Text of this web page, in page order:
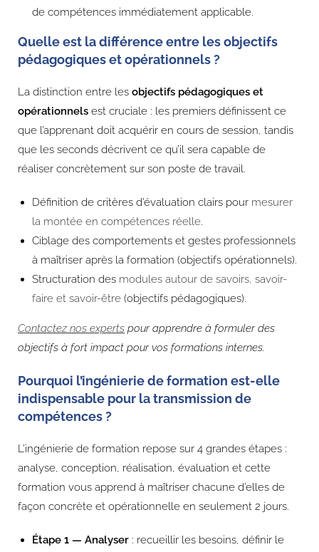
de compétences immédiatement applicable.
Quelle est la différence entre les objectifs
pédagogiques et opérationnels ?
La distinction entre les objectifs pédagogiques et
opérationnels est cruciale : les premiers définissent ce
que l’apprenant doit acquérir en cours de session, tandis
que les seconds décrivent ce qu’il sera capable de
réaliser concrètement sur son poste de travail.
Définition de critères d’évaluation clairs pour mesurer
la montée en compétences réelle.
Ciblage des comportements et gestes professionnels
à maîtriser après la formation (objectifs opérationnels).
Structuration des modules autour de savoirs, savoir-
faire et savoir-être (objectifs pédagogiques).
Contactez nos experts pour apprendre à formuler des
objectifs à fort impact pour vos formations internes.
Pourquoi l’ingénierie de formation est-elle
indispensable pour la transmission de
compétences ?
L’ingénierie de formation repose sur 4 grandes étapes :
analyse, conception, réalisation, évaluation et cette
formation vous apprend à maîtriser chacune d’elles de
façon concrète et opérationnelle en seulement 2 jours.
Étape 1 — Analyser : recueillir les besoins, définir le